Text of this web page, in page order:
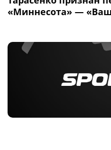
«Миннесота» —